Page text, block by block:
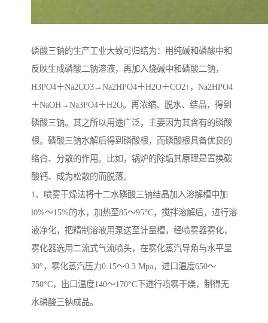
磷酸三钠的生产工业大致可归结为：用纯碱和磷酸中和
反映生成磷酸二钠溶液，再加入烧碱中和磷酸二钠，
H3PO4＋Na2CO3→Na2HPO4＋H2O＋CO2↑，Na2HPO4
＋NaOH→Na3PO4＋H2O。再浓缩、脱水、结晶，得到
磷酸三钠。其之所以用途广泛，主要因为其含有的磷酸
根。磷酸三钠水解后得到磷酸根，而磷酸根具备优良的
络合、分散的作用。比如，锅炉的除垢其原理是置换碳
酸钙、成为松散的而脱落。
1、喷雾干燥法将十二水磷酸三钠结晶加入溶解槽中加
l0%～15%的水，加热至85～95°C，搅拌溶解后，进行溶
液净化，把精制溶液用泵送至计量槽，经喷雾器雾化，
雾化器选用二流式气流喷头，在雾化蒸汽导角与水平呈
30°，雾化蒸汽压力0.15～0.3 Mpa，进口温度650～
750°C，出口温度140～170°C下进行喷雾干燥，制得无
水磷酸三钠成品。